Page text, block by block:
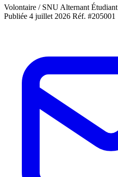
Volontaire / SNU Alternant Étudiant
Publiée 4 juillet 2026 Réf. #205001